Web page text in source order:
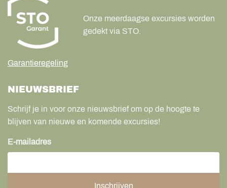
Garantieregeling
Onze meerdaagse excursies worden
gedekt via STO.
NIEUWSBRIEF
Schrijf je in voor onze nieuwsbrief om op de hoogte te
blijven van nieuwe en komende excursies!
E-mailadres